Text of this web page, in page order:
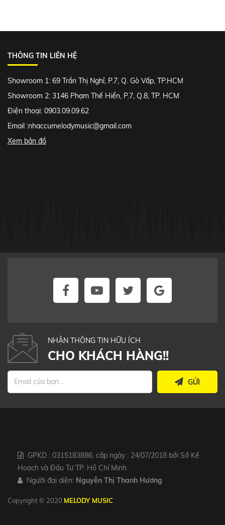
THÔNG TIN LIÊN HỆ
Showroom 1: 69 Trần Thị Nghỉ, P.7, Q. Gò Vấp, TP.HCM
Showroom 2: 3146 Phạm Thế Hiển, P.7, Q.8, TP. HCM
Điện thoại: 0903.09.09.62
Email :nhaccumelodymusic@gmail.com
Xem bản đồ
NHẬN THÔNG TIN HỮU ÍCH
CHO KHÁCH HÀNG!!
GỬI
GPKD : 0315183886, cấp ngày : 24/07/2018 bởi Sở Kế
Hoạch và Đầu Tư TP. Hồ Chí Minh
Người đại diện: Nguyễn Thị Thanh Hương
Copyright © 2020 MELODY MUSIC